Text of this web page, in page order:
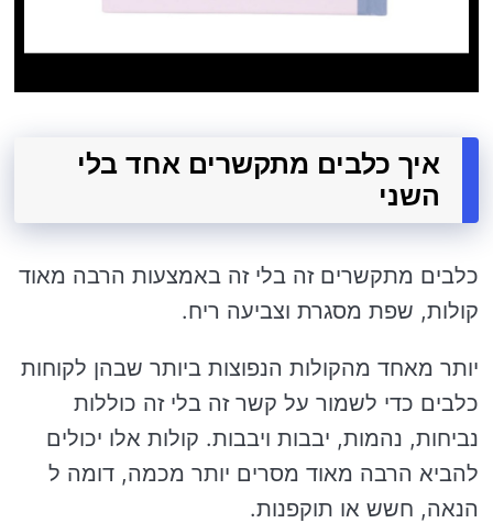
איך כלבים מתקשרים אחד בלי
השני
כלבים מתקשרים זה בלי זה באמצעות הרבה מאוד
קולות, שפת מסגרת וצביעה ריח.
יותר מאחד מהקולות הנפוצות ביותר שבהן לקוחות
כלבים כדי לשמור על קשר זה בלי זה כוללות
נביחות, נהמות, יבבות ויבבות. קולות אלו יכולים
להביא הרבה מאוד מסרים יותר מכמה, דומה ל
הנאה, חשש או תוקפנות.